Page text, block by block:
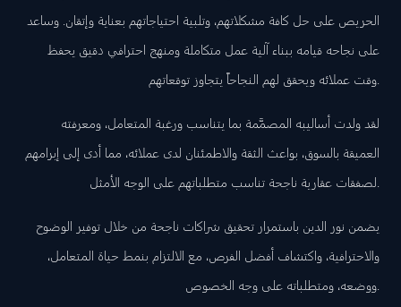
الحريص على حل كافة مشكلاتهم، وتلبية احتياجاتهم بعناية وإتقان. وساعد
على نجاحه قيامه ببناء آلية عمل متكاملة ومنهج احترافي دقيق يحفظ
لقد ولدت أساليبه المصمَّمة بما يتناسب ورغبة المتعامل، ومعرفته
العميقة بالسوق، بواعث الثقة والاطمئنان لدى عملائه، مما أدى إلى إبرامهم
يضمن نور الدين باستمرار تحقيق شراكات ناجحة من خلال توفير الوضوح
والاحترافية، واكتشاف أفضل الفرص، مع الالتزام بنمط حياة المتعامل،